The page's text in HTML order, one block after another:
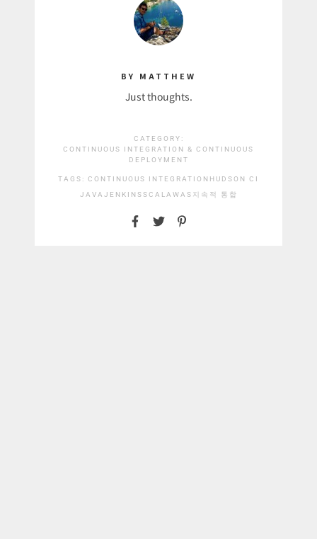
BY MATTHEW
Just thoughts.
CATEGORY:
CONTINUOUS INTEGRATION & CONTINUOUS
DEPLOYMENT
TAGS: CONTINUOUS INTEGRATION HUDSON CI
JAVA JENKINSSCALA WAS 지속적 통합